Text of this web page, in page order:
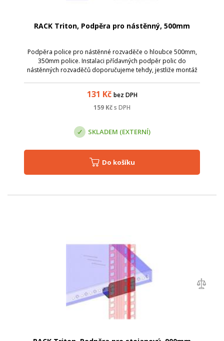
RACK Triton, Podpěra pro nástěnný, 500mm
Podpěra police pro nástěnné rozvaděče o hloubce 500mm,
350mm police. Instalaci přídavných podpěr polic do
nástěnných rozvaděčů doporučujeme tehdy, jestliže montáž
131 Kč bez DPH
159 Kčs DPH
SKLADEM (EXTERNÍ)
Do košíku